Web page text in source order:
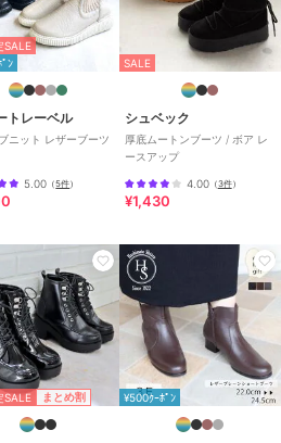
SALE
ﾝ
トレーベル
ニット レザーブーツ
5.00 （5件）
SALE
シュベック
厚底ムートンブーツ / ボア レ
ースアップ
4.00（3件）
¥1,430
SALE まとめ割 ¥500ｸｰﾎﾟﾝ